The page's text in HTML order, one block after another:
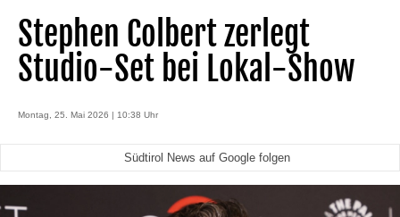
Stephen Colbert zerlegt
Studio-Set bei Lokal-Show
Montag, 25. Mai 2026 | 10:38 Uhr
Südtirol News auf Google folgen